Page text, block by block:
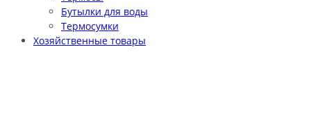
Бутылки для воды
Термосумки
Хозяйственные товары